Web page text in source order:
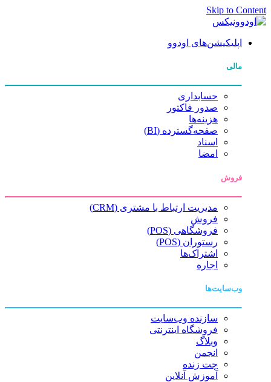
Skip to Content
اپلیکیشن‌های اودوو
مالی
حسابداری
صدور فاکتور
هزینه‌ها
صفحه‌گسترده (BI)
اسناد
امضا
فروش
مدیریت ارتباط با مشتری (CRM)
فروش
فروشگاهی (POS)
رستوران (POS)
اشتراک‌ها
اجاره
وب‌سایت‌ها
سازنده وب‌سایت
فروشگاه اینترنتی
وبلاگ
انجمن
چت زنده
آموزش آنلاین